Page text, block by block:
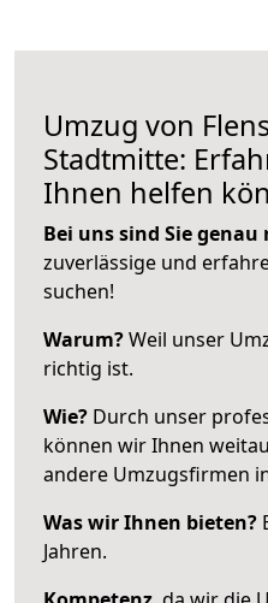
Umzug von
Stadtmitte:
Ihnen helfen
Bei uns sind Sie
zuverlässige und
suchen!
Warum?Weil unser
richtig ist.
Wie? Durch unser
können wir Ihnen
andere Umzugsfirmen
Was wir Ihnen bieten?
Jahren.